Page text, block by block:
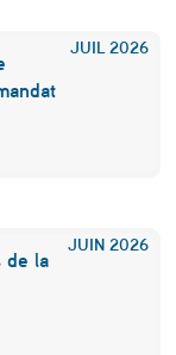
JUIL 2026
JUIN 2026
de la